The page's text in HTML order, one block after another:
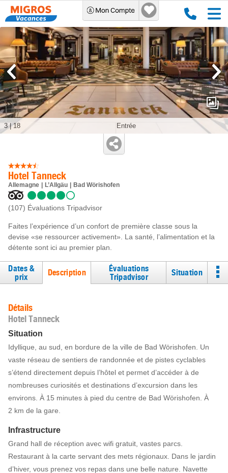
Hotel Tanneck
Allemagne L’Allgäu Bad Wörishofen
(107) Évaluations Tripadvisor
Faites l’expérience d’un confort de première classe sous la
devise «se ressourcer activement». La santé, l’alimentation et la
détente sont ici au premier plan.
Entrée
3|18
Dates &
prix
Description
Évaluations
Tripadvisor
Situation
Détails
Hotel Tanneck
Situation
Idyllique, au sud, en bordure de la ville de Bad Wörishofen. Un
vaste réseau de sentiers de randonnée et de pistes cyclables
s’étend directement depuis l’hôtel et permet d’accéder à de
nombreuses curiosités et destinations d’excursion dans les
environs. À 15 minutes à pied du centre de Bad Wörishofen. À
2 km de la gare.
Infrastructure
Grand hall de réception avec wifi gratuit, vastes parcs.
Restaurant à la carte servant des mets régionaux. Dans le jardin
d’hiver, vous prenez vos repas dans une belle nature. Navette